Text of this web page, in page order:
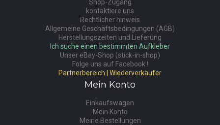
Shop-Zugang
kontaktiere uns
Rechtlicher hinweis
Allgemeine Geschäftsbedingungen (AGB)
Herstellungszeiten und Lieferung
Ich suche einen bestimmten Aufkleber
Unser eBay-Shop (stick-in-shop)
Folge uns auf Facebook !
Partnerbereich | Wiederverkäufer
Mein Konto
Einkaufswagen
Mein Konto
Meine Bestellungen